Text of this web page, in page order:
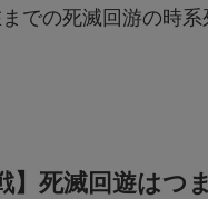
での死滅回游の時
】死滅回遊はつ